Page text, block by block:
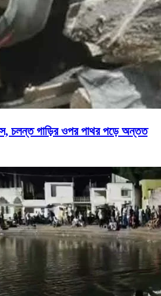
চলন্ত গাড়ির ওপর পাথর পড়ে অন্তত